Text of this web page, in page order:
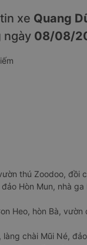
xe Quang
ngày 08/08/
thú Zoodoo, đồi
Hòn Mun, nhà
Heo, hòn Bà,
chài Mũi Né,